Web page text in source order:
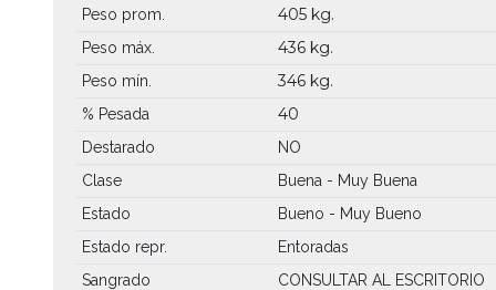
Peso prom. 405 kg.
Peso máx. 436 kg.
Peso mín. 346 kg.
% Pesada 40
Destarado
NO
Clase
Buena - Muy Buena
Estado
Bueno - Muy Bueno
Estado repr.
Entoradas
Sangrado
CONSULTAR AL ESCRITORIO